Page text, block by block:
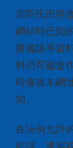
屈臣氏田徑
網站時已知
擬備該等資
料仍可能會
時修改本網
知。
在法例允許